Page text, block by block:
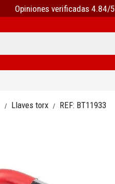
Opiniones verificadas 4.84/5
Llaves torx REF: BT11933